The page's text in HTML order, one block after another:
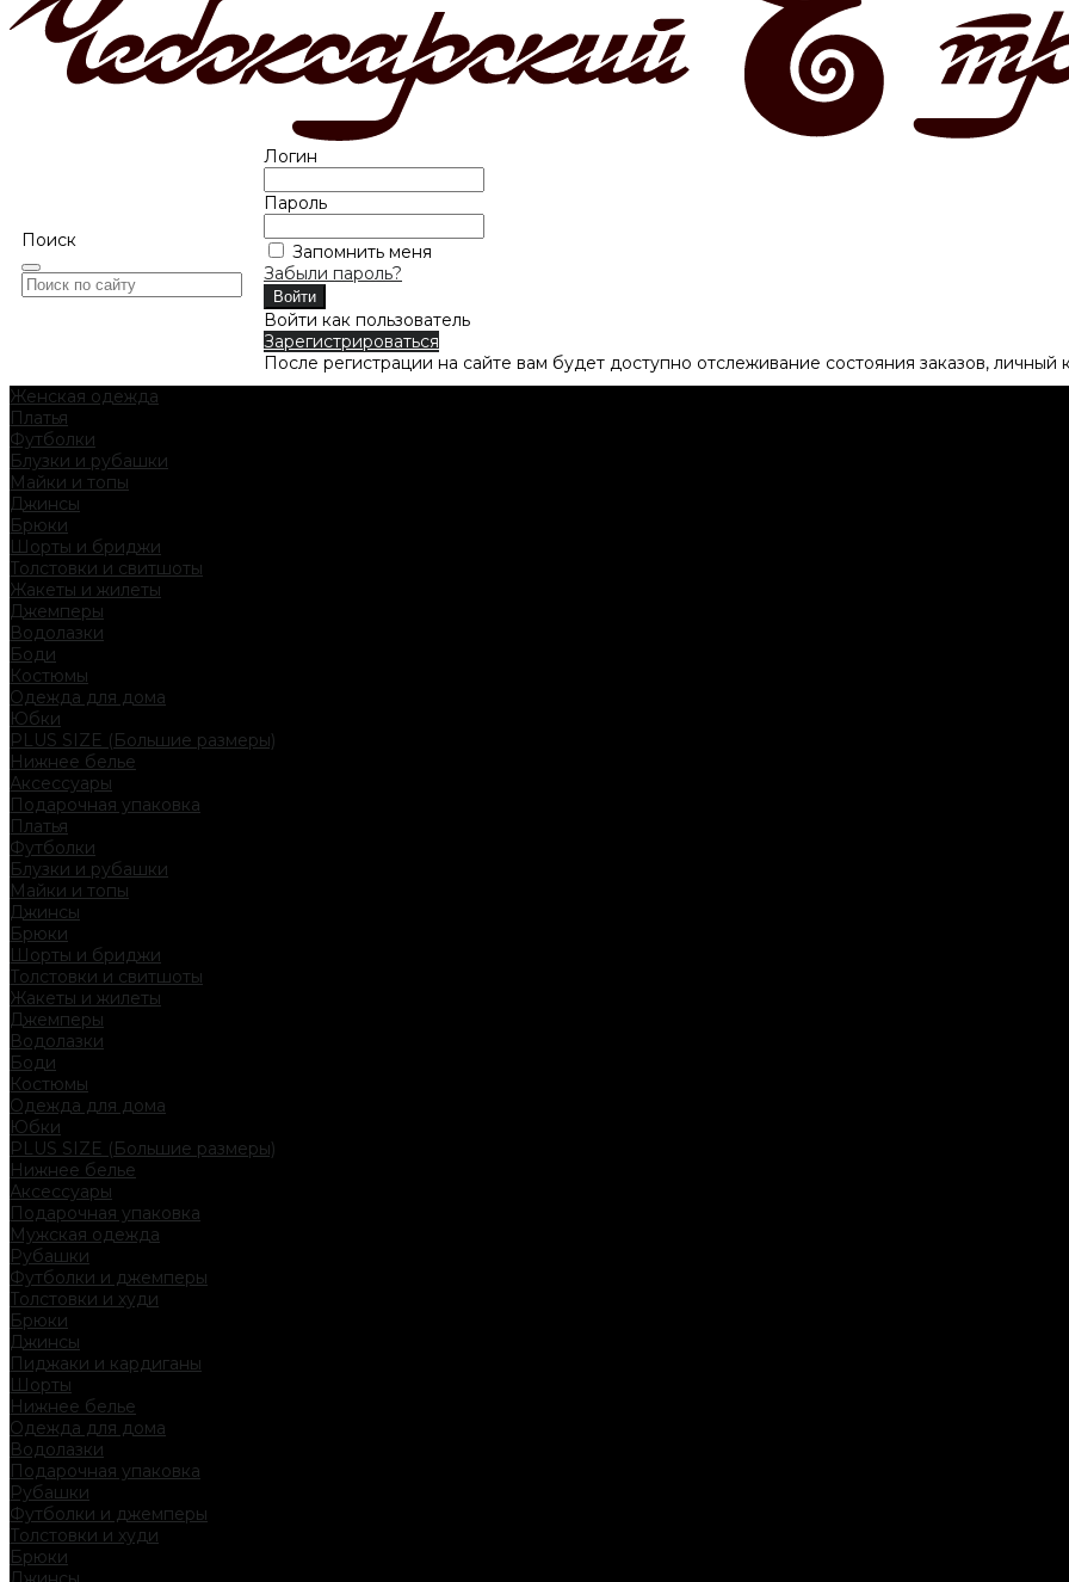
Поиск
Логин
Пароль
Запомнить меня
Забыли пароль?
Войти как пользователь
Зарегистрироваться
После регистрации на сайте вам будет доступно отслеживание состояния заказов,
Женская одежда
Платья
Футболки
Блузки и рубашки
Майки и топы
Джинсы
Брюки
Шорты и бриджи
Толстовки и свитшоты
Жакеты и жилеты
Джемперы
Водолазки
Боди
Костюмы
Одежда для дома
Юбки
PLUS SIZE (Большие размеры)
Нижнее белье
Аксессуары
Подарочная упаковка
Платья
Футболки
Блузки и рубашки
Майки и топы
Джинсы
Брюки
Шорты и бриджи
Толстовки и свитшоты
Жакеты и жилеты
Джемперы
Водолазки
Боди
Костюмы
Одежда для дома
Юбки
PLUS SIZE (Большие размеры)
Нижнее белье
Аксессуары
Подарочная упаковка
Мужская одежда
Рубашки
Футболки и джемперы
Толстовки и худи
Брюки
Джинсы
Пиджаки и кардиганы
Шорты
Нижнее белье
Одежда для дома
Водолазки
Подарочная упаковка
Рубашки
Футболки и джемперы
Толстовки и худи
Брюки